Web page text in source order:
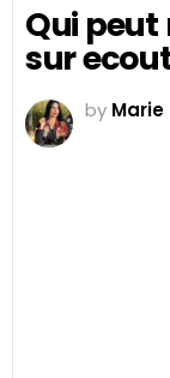
Qui
sur
by Marie